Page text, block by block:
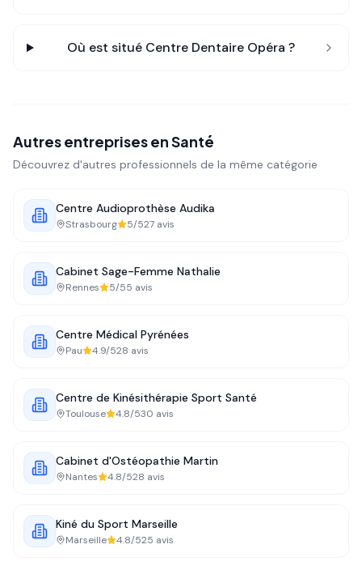
Où est situé Centre Dentaire Opéra ?
Autres entreprises enSanté
Découvrez d'autres professionnels de la même catégorie
Centre Audioprothèse Audika
Strasbourg 5/527 avis
Cabinet Sage-Femme Nathalie
Rennes 5/55 avis
Centre Médical Pyrénées
Pau 4.9/528 avis
Centre de Kinésithérapie Sport Santé
Toulouse 4.8/530 avis
Cabinet d'Ostéopathie Martin
Nantes 4.8/528 avis
Kiné du Sport Marseille
Marseille 4.8/525 avis